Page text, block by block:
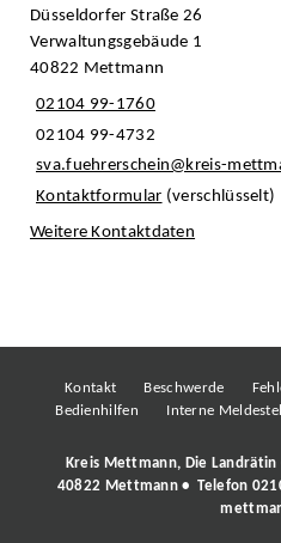
Düsseldorfer Straße 26
Verwaltungsgebäude 1
40822 Mettmann
02104 99-1760
02104 99-4732
sva.fuehrerschein@kreis-
Kontaktformular (verschlüsselt)
Weitere Kontaktdaten
Kontakt Beschwerde
Bedienhilfen
Interne
Kreis Mettmann, Die
40822 Mettmann • Telefon